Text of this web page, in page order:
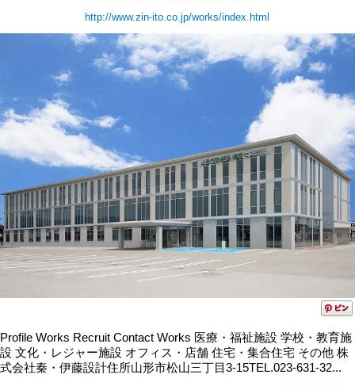
http://www.zin-ito.co.jp/works/index.html
Profile Works Recruit Contact Works 医療・福祉施設 学校・教育施
設 文化・レジャー施設 オフィス・店舗 住宅・集合住宅 その他 株
式会社秦・伊藤設計住所山形市松山三丁目3-15TEL.023-631-32...